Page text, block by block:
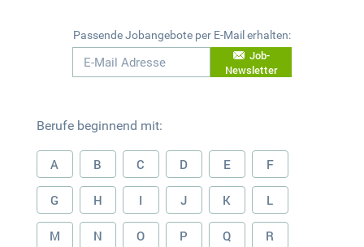
Passende Jobangebote per E-Mail erhalten:
Job-
Newsletter
Berufe beginnend mit:
A B C D E F
G H I J K L
M N O P Q R